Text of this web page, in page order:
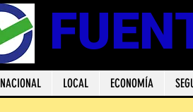
NACIONAL LOCAL ECONOMÍA